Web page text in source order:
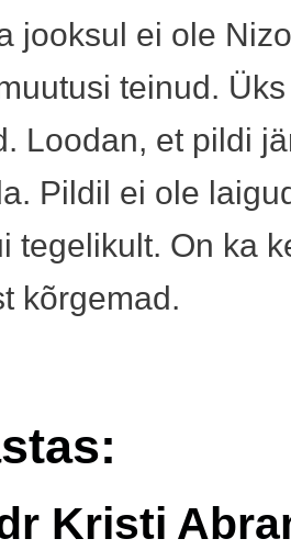
jooksul ei ole
teinud.
Loodan, et pildi
Pildil ei ole
tegelikult. On ka
kõrgemad.
Kristi